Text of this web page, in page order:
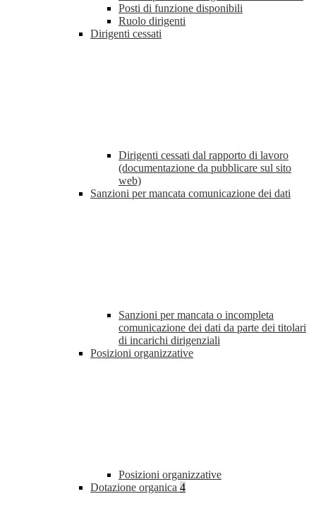
Posti di funzione disponibili
Ruolo dirigenti
Dirigenti cessati
Dirigenti cessati dal rapporto di lavoro
(documentazione da pubblicare sul sito
web)
Sanzioni per mancata comunicazione dei dati
Sanzioni per mancata o incompleta
comunicazione dei dati da parte dei titolari
di incarichi dirigenziali
Posizioni organizzative
Posizioni organizzative
Dotazione organica 4